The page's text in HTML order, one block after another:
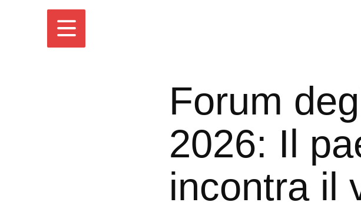
Forum
2026: Il
incontra il